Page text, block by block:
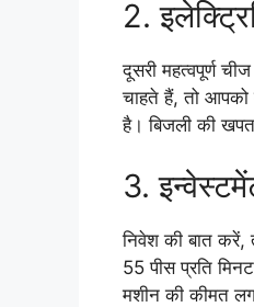
2.
दूसरी महत्वपूर्ण
चाहते हैं, तो
है। बिजली की
3.
निवेश की बात करें,
55 पीस प्रति
मशीन की कीमत